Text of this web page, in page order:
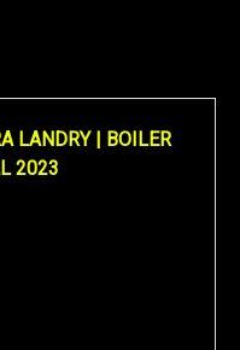
LANDRY | BOILER
2023